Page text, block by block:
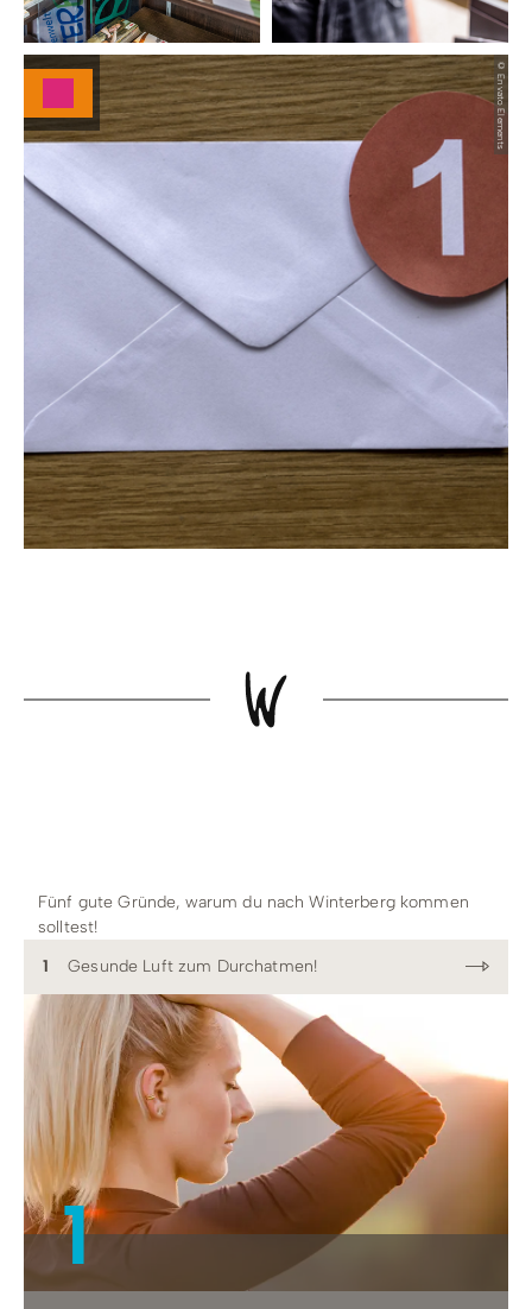
© Envato Elements
Fünf gute Gründe, warum du nach Winterberg kommen
solltest!
1
Gesunde Luft zum Durchatmen!
1